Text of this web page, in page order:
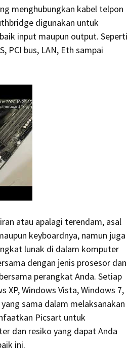
menghubungkan kabel telpon
digunakan untuk
input maupun output. Seperti
PCI bus, LAN, Eth sampai
atau apalagi terendam, asal
keyboardnya, namun juga
lunak di dalam komputer
dengan jenis prosesor dan
perangkat Anda. Setiap
XP, Windows Vista, Windows 7,
sama dalam melaksanakan
Picsart untuk
dan resiko yang dapat Anda
ini.